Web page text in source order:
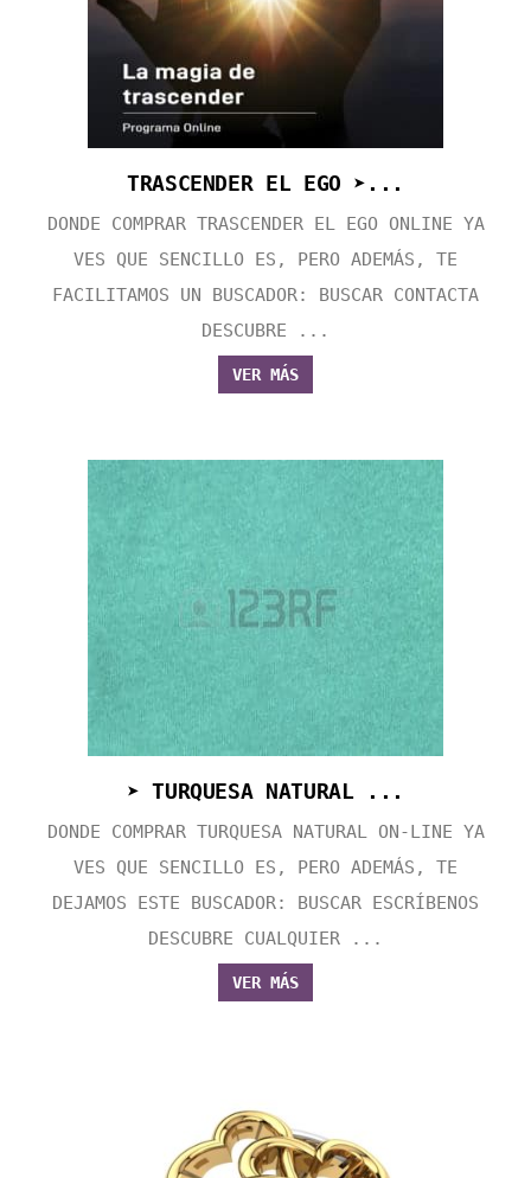
TRASCENDER EL EGO ➤...
DONDE COMPRAR TRASCENDER EL EGO ONLINE YA
VES QUE SENCILLO ES, PERO ADEMÁS, TE
FACILITAMOS UN BUSCADOR: BUSCAR CONTACTA
DESCUBRE ...
VER MÁS
➤ TURQUESA NATURAL ...
DONDE COMPRAR TURQUESA NATURAL ON-LINE YA
VES QUE SENCILLO ES, PERO ADEMÁS, TE
DEJAMOS ESTE BUSCADOR: BUSCAR ESCRÍBENOS
DESCUBRE CUALQUIER ...
VER MÁS